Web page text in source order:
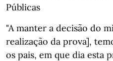
Públicas
"A manter a decisão do
realização da prova],
os pais, em que dia esta